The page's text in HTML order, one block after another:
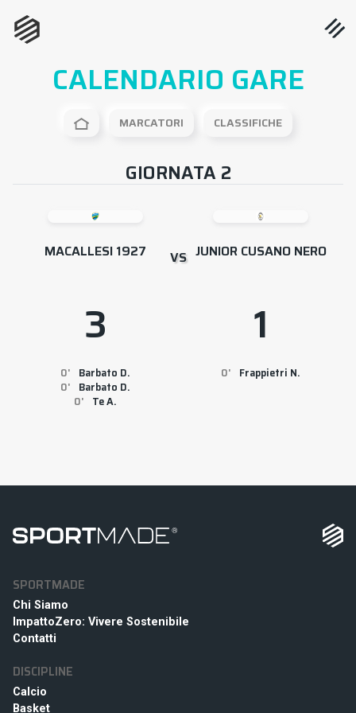
CALENDARIO GARE
MARCATORI CLASSIFICHE
GIORNATA 2
MACALLESI 1927
3
0
Barbato D.
0
Barbato D.
0
Te A.
VS JUNIOR CUSANO NERO
1
0 Frappietri N.
SPORTMADE
Chi Siamo
ImpattoZero: Vivere Sostenibile
Contatti
DISCIPLINE
Calcio
Basket